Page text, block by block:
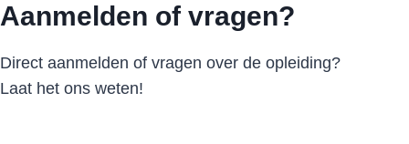
Aanmelden of vragen?
Direct aanmelden of vragen over de opleiding?
Laat het ons weten!